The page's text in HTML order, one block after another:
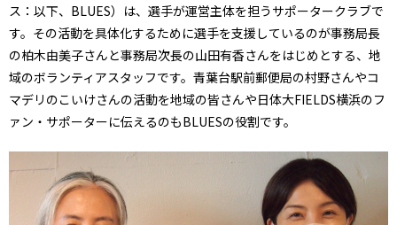
ス：以下、BLUES）は、選手が運営主体を担うサポータークラブで
す。その活動を具体化するために選手を支援しているのが事務局長
の柏木由美子さんと事務局次長の山田有香さんをはじめとする、地
域のボランティアスタッフです。青葉台駅前郵便局の村野さんやコ
マデリのこいけさんの活動を地域の皆さんや日体大FIELDS横浜のフ
ァン・サポーターに伝えるのもBLUESの役割です。